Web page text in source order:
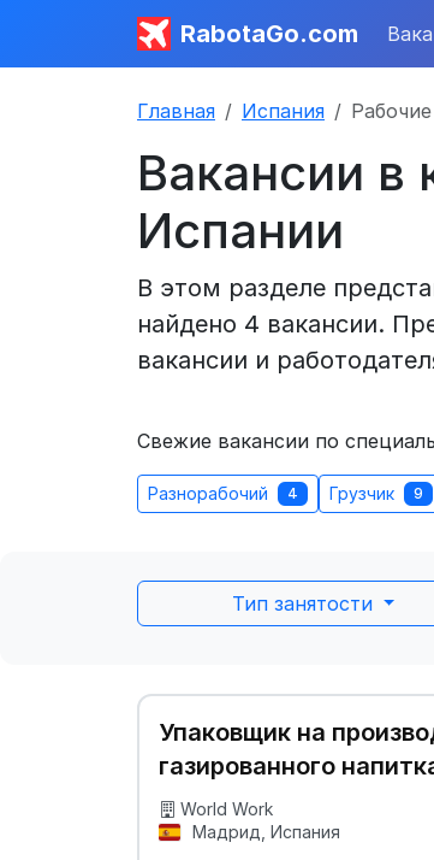
RabotaGo.com
Главная Испания
Вакансии в
Испании
В этом разделе
найдено 4 вакансии.
вакансии и
Свежие вакансии по
Разнорабочий 4 Грузчик 9
Тип занятости
Упаковщик на
газированного
World Work
Мадрид, Испания